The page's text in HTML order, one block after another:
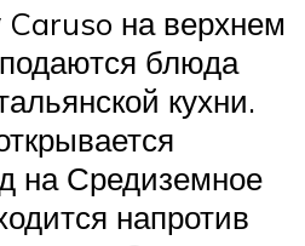
Caruso на верхнем
блюда
кухни.
на Средиземное
напротив